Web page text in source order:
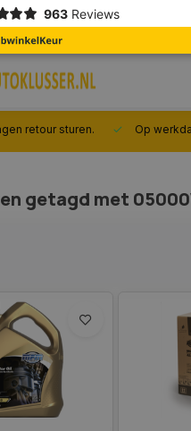
963 Reviews
retour sturen. Op
getagd met